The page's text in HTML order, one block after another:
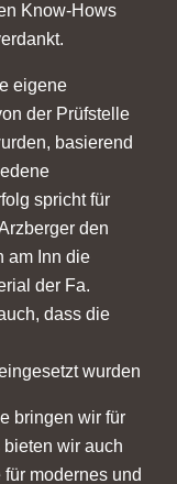
Know-Hows
eigene
der Prüfstelle
basierend
spricht für
den
am Inn die
der Fa.
dass die
wurden
bringen wir für
wir auch
modernes und